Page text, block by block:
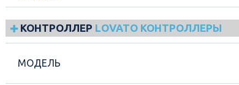
КОНТРОЛЛЕР LOVATO КОНТРОЛЛЕРЫ
МОДЕЛЬ